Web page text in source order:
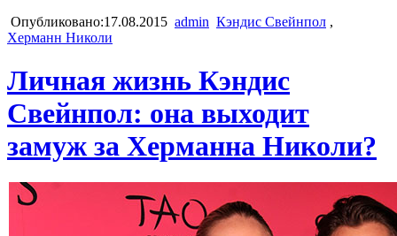
Опубликовано:17.08.2015 admin Кэндис Свейнпол ,
Херманн Николи
Личная жизнь Кэндис
Свейнпол: она выходит
замуж за Херманна Николи?